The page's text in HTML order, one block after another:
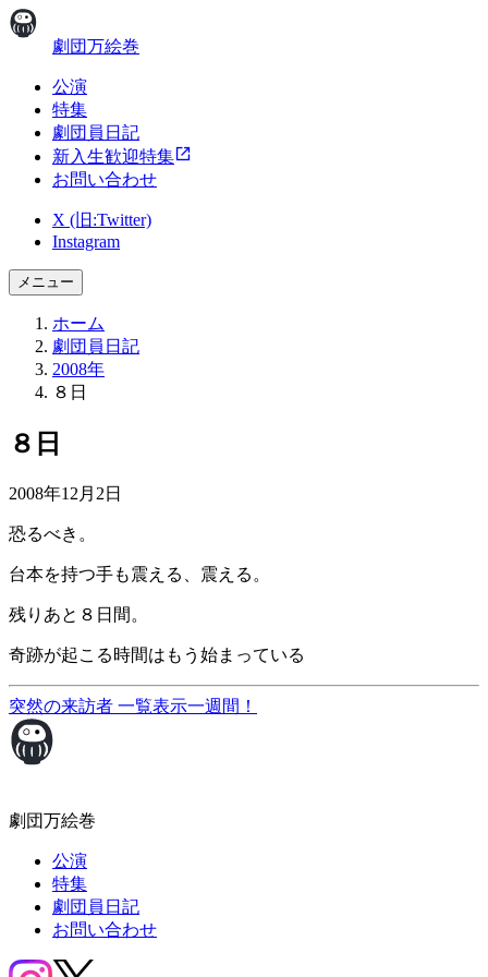
劇団万絵巻
公演
特集
劇団員日記
新入生歓迎特集
お問い合わせ
X (旧:Twitter)
Instagram
メニュー
ホーム
劇団員日記
2008年
８日
８日
2008年12月2日
恐るべき。
台本を持つ手も震える、震える。
残りあと８日間。
奇跡が起こる時間はもう始まっている
突然の来訪者 一覧表示一週間！
劇団万絵巻
公演
特集
劇団員日記
お問い合わせ